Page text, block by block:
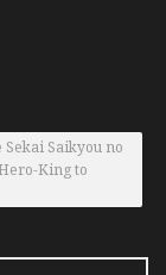
Saikyou no
King to